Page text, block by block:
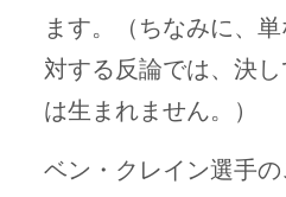
ます。（ちなみに、
対する反論では、決
は生まれません。）
ベン・クレイン選手